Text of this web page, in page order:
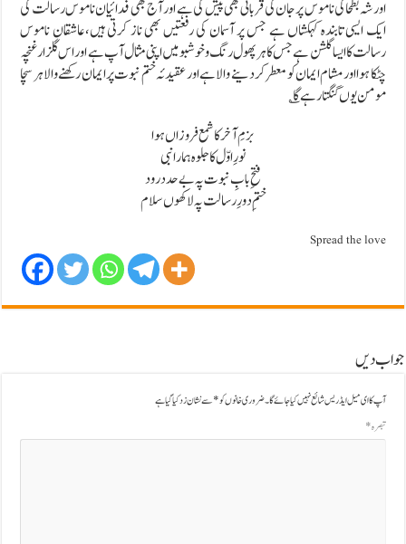
اور شہ بطحاکی ناموس پر جان کی قربانی بھی پیش کی ہے اور آج بھی فدائیان ناموس رسالت کی
ایک ایسی تابندہ کہکشاں ہے جس پر آسمان کی رفعتیں بھی ناز کرتی ہیں،عاشقان ناموس
رسالت کا ایسا گلشن ہے جس کا ہر پھول رنگ و خوشبو میں اپنی مثال آپ ہے اور اس گلزار غنچہ
چٹکا ہوا اور مشام ایمان کو معطر کردینے والاہے اور عقیدئہ ختم نبوت پر ایمان رکھنے والاہر سچا
مومن یوں گنگتا رہے گا ؎
بزمِ آخر کا شمع فروزاں ہوا
نورِ اوّل کا جلوہ ہمارا نبی
فتحِ بابِ نبوت پہ بے حد درود
ختمِ دورِ رسالت پہ لاکھوں سلام
Spread the love
جواب دیں
آپ کا ای میل ایڈریس شائع نہیں کیا جائے گا۔ضروری خانوں کو*سے نشان زد کیا گیا ہے
تبصرہ*